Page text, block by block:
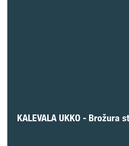
KALEVALA UKKO - Brožura